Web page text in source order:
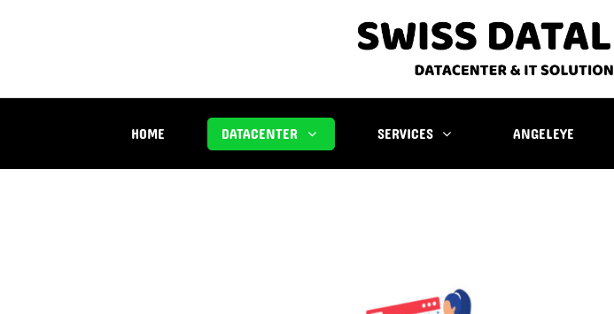
HOME DATACENTER SERVICES ANGELEYE